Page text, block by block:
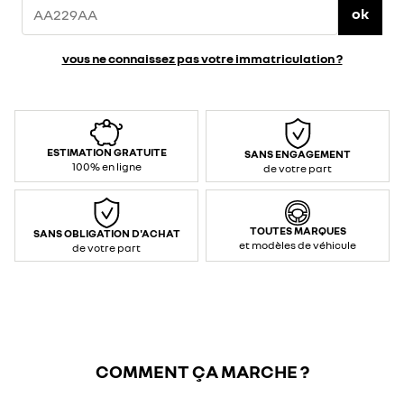
ok
vous ne connaissez pas votre immatriculation ?
ESTIMATION GRATUITE
100% en ligne
SANS ENGAGEMENT
de votre part
SANS OBLIGATION D'ACHAT
de votre part
TOUTES MARQUES
et modèles de véhicule
COMMENT ÇA MARCHE ?